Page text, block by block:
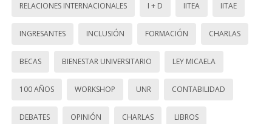
RELACIONES INTERNACIONALES I + D IITEA IITAE
INGRESANTES INCLUSIÓN FORMACIÓN CHARLAS
BECAS BIENESTAR UNIVERSITARIO LEY MICAELA
100 AÑOS WORKSHOP UNR CONTABILIDAD
DEBATES OPINIÓN CHARLAS LIBROS